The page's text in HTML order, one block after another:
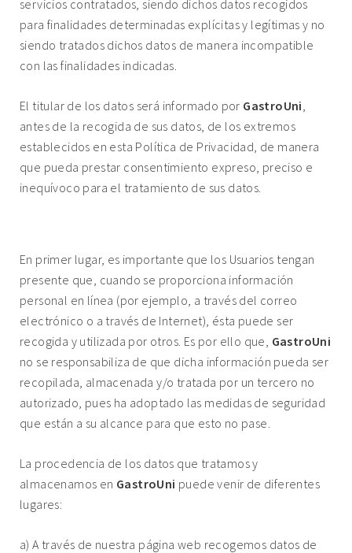
servicios contratados, siendo dichos datos recogidos
para finalidades determinadas explícitas y legítimas y no
siendo tratados dichos datos de manera incompatible
con las finalidades indicadas.
El titular de los datos será informado por GastroUni,
antes de la recogida de sus datos, de los extremos
establecidos en esta Política de Privacidad, de manera
que pueda prestar consentimiento expreso, preciso e
inequívoco para el tratamiento de sus datos.
En primer lugar, es importante que los Usuarios tengan
presente que, cuando se proporciona información
personal en línea (por ejemplo, a través del correo
electrónico o a través de Internet), ésta puede ser
recogida y utilizada por otros. Es por ello que, GastroUni
no se responsabiliza de que dicha información pueda ser
recopilada, almacenada y/o tratada por un tercero no
autorizado, pues ha adoptado las medidas de seguridad
que están a su alcance para que esto no pase.
La procedencia de los datos que tratamos y
almacenamos en GastroUni puede venir de diferentes
lugares:
a) A través de nuestra página web recogemos datos de